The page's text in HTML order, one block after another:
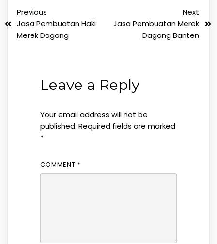
Previous
Jasa Pembuatan Haki
Merek Dagang
Next
Jasa Pembuatan Merek
Dagang Banten
Leave a Reply
Your email address will not be
published. Required fields are marked
*
COMMENT *